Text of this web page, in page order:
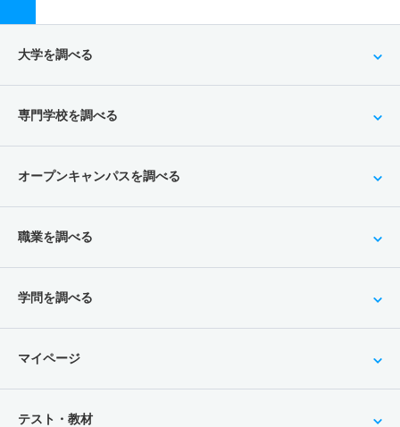
大学を調べる
専門学校を調べる
オープンキャンパスを調べる
職業を調べる
学問を調べる
マイページ
テスト・教材